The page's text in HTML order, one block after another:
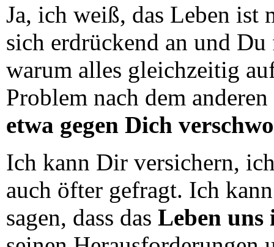
Ja, ich weiß, das Leben
sich erdrückend an und
warum alles gleichzeitig
Problem nach dem
etwa gegen Dich
Ich kann Dir versichern,
auch öfter gefragt. Ich
sagen, dass das Leben uns